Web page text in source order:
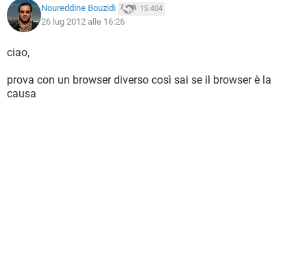
Noureddine Bouzidi 15.404
26 lug 2012 alle 16:26
ciao,
prova con un browser diverso così sai se il browser è la
causa